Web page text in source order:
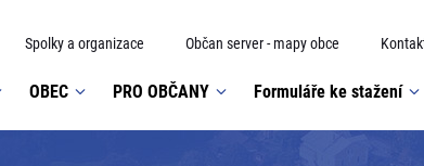
Spolky a organizace Občan server - mapy obce
OBEC PRO OBČANY Formuláře ke stažení